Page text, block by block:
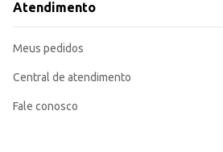
Atendimento
Meus pedidos
Central de atendimento
Fale conosco